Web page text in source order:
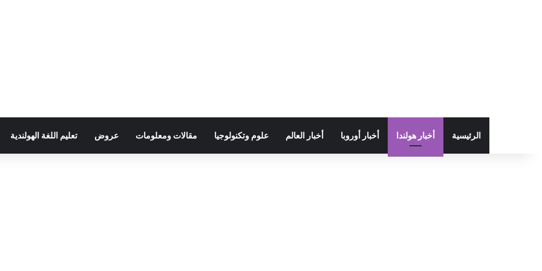
الرئيسية أخبار هولندا أخبار أوروبا أخبار العالم علوم وتكنولوجيا مقالات ومعلومات عروض تعليم اللغة الهولندية